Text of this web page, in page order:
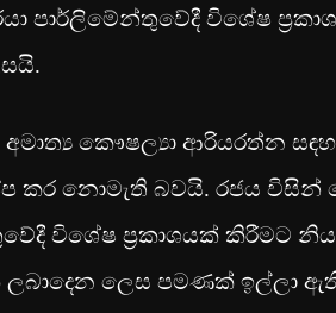
පාර්ලිමේන්තුවේදී විශේෂ
කෞෂල්‍යා ආරියරත්න
කර නොමැති බවයි. රජය විසින්
විශේෂ ප්‍රකාශයක් කිරීමට
ලෙස පමණක් ඉල්ලා ඇති